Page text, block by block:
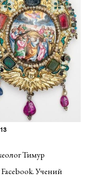
Тимур
Учений